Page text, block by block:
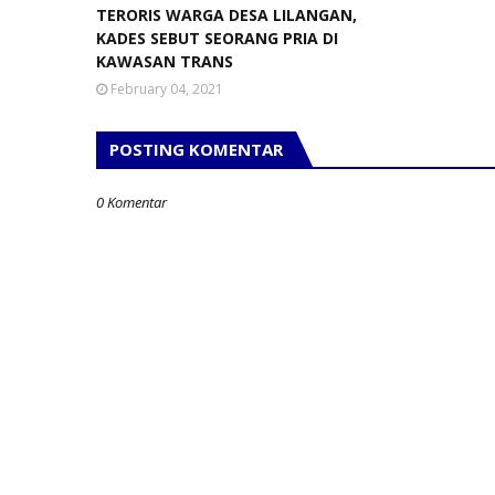
TERORIS WARGA DESA LILANGAN,
KADES SEBUT SEORANG PRIA DI
KAWASAN TRANS
February 04, 2021
POSTING KOMENTAR
0 Komentar